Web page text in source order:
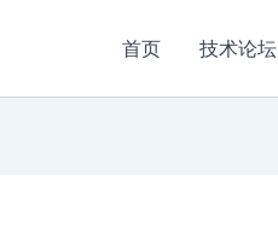
首页 技术论坛